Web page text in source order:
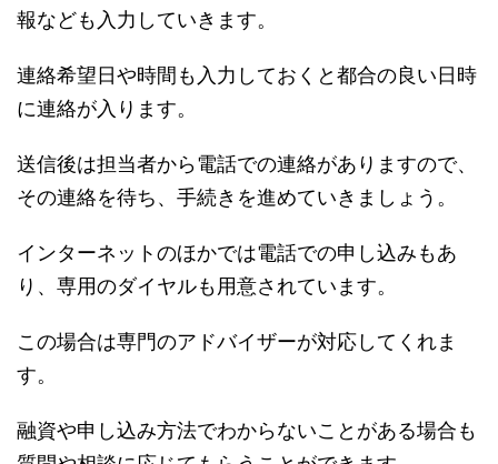
報なども入力していきます。
連絡希望日や時間も入力しておくと都合の良い日時
に連絡が入ります。
送信後は担当者から電話での連絡がありますので、
その連絡を待ち、手続きを進めていきましょう。
インターネットのほかでは電話での申し込みもあ
り、専用のダイヤルも用意されています。
この場合は専門のアドバイザーが対応してくれま
す。
融資や申し込み方法でわからないことがある場合も